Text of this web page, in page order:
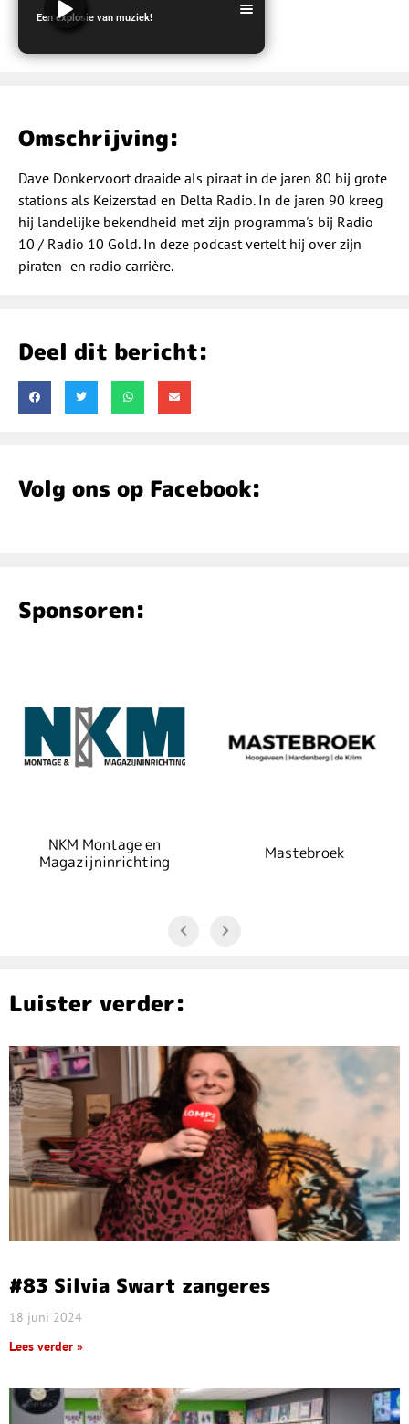
Een explosie van muziek!
Omschrijving:
Dave Donkervoort draaide als piraat in de jaren 80 bij grote
stations als Keizerstad en Delta Radio. In de jaren 90 kreeg
hij landelijke bekendheid met zijn programma's bij Radio
10 / Radio 10 Gold. In deze podcast vertelt hij over zijn
piraten- en radio carrière.
Deel dit bericht:
Volg ons op Facebook:
Sponsoren:
NKM Montage en
Magazijninrichting
Mastebroek
Luister verder:
#83 Silvia Swart zangeres
18 juni 2024
Lees verder »